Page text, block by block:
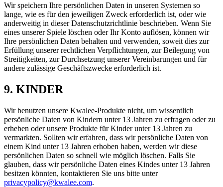
Wir speichern Ihre persönlichen Daten in unseren Systemen so
lange, wie es für den jeweiligen Zweck erforderlich ist, oder wie
anderweitig in dieser Datenschutzrichtlinie beschrieben. Wenn Sie
eines unserer Spiele löschen oder Ihr Konto auflösen, können wir
Ihre persönlichen Daten behalten und verwenden, soweit dies zur
Erfüllung unserer rechtlichen Verpflichtungen, zur Beilegung von
Streitigkeiten, zur Durchsetzung unserer Vereinbarungen und für
andere zulässige Geschäftszwecke erforderlich ist.
9. KINDER
Wir benutzen unsere Kwalee-Produkte nicht, um wissentlich
persönliche Daten von Kindern unter 13 Jahren zu erfragen oder zu
erheben oder unsere Produkte für Kinder unter 13 Jahren zu
vermarkten. Sollten wir erfahren, dass wir persönliche Daten von
einem Kind unter 13 Jahren erhoben haben, werden wir diese
persönlichen Daten so schnell wie möglich löschen. Falls Sie
glauben, dass wir persönliche Daten eines Kindes unter 13 Jahren
besitzen könnten, kontaktieren Sie uns bitte unter
privacypolicy@kwalee.com.